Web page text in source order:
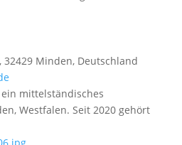
32429 Minden, Deutschland
mittelständisches
Westfalen. Seit 2020 gehört